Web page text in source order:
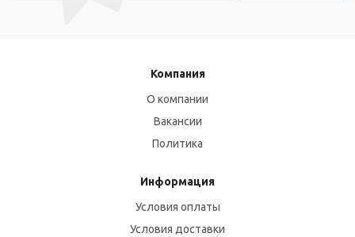
Компания
О компании
Вакансии
Политика
Информация
Условия оплаты
Условия доставки